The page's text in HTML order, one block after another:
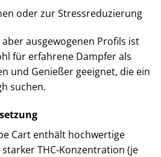
oder zur Stressreduzierung
ausgewogenen Profils ist
für erfahrene Dampfer als
und Genießer geeignet, die ein
suchen.
Cart enthält hochwertige
THC‑Konzentration (je